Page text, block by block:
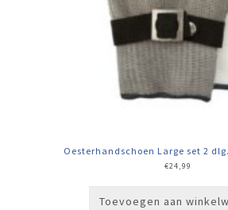
Oesterhandschoen Large set 2
€24,99
Toevoegen aan